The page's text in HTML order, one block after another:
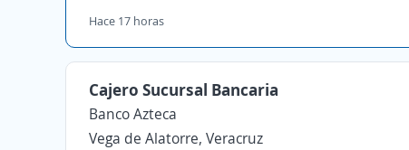
Hace 17 horas
Cajero Sucursal Bancaria
Banco Azteca
Vega de Alatorre, Veracruz